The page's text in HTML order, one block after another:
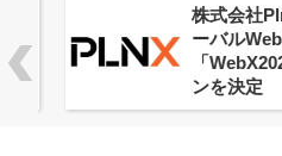
株式会社
ーバル
「
ンを決定